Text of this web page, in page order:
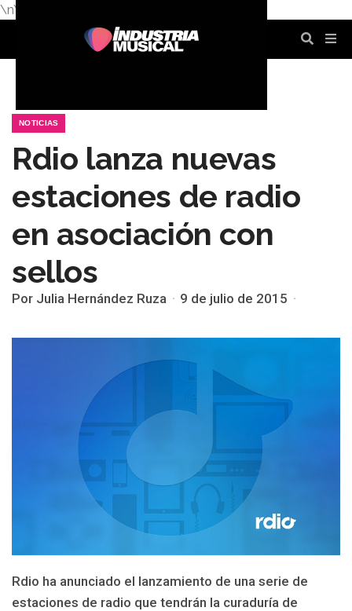
\n\n
NOTICIAS
Rdio lanza nuevas
estaciones de radio
en asociación con
sellos
Por Julia Hernández Ruza 9 de julio de 2015
Rdio ha anunciado el lanzamiento de una serie de
estaciones de radio que tendrán la curaduría de